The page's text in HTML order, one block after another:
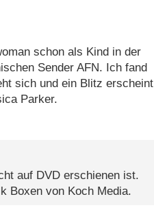
schon als Kind in der
Sender AFN. Ich fand
sich und ein Blitz erscheint
Parker.
auf DVD erschienen ist.
Boxen von Koch Media.